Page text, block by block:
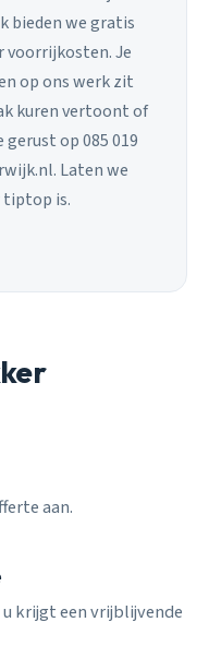
bieden we gratis
voorrijkosten. Je
op ons werk zit
kuren vertoont of
op 085 019
Laten we
tiptop is.
aan.
krijgt een vrijblijvende